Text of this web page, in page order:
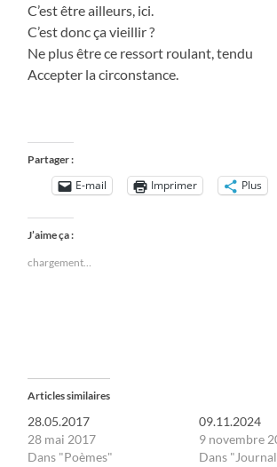
C’est être ailleurs, ici.
C’est donc ça vieillir ?
Ne plus être ce ressort roulant, tendu
Accepter la circonstance.
Partager :
E-mail Imprimer Plus
J’aime ça :
chargement…
Articles similaires
28.05.2017
28 mai 2017
Dans "Poèmes"
09.11.2024
9 novembre
Dans